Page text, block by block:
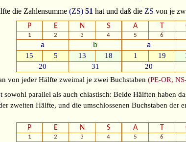
die Zahlensumme(ZS)51 hat und daß die ZS von je
P E N S A T
1 2 3 4 5 6
a b a
15 5 13 18 1 19
20
31 20
von jeder Hälfte zweimal je zwei Buchstaben(PE-OR,
sowohl parallel als auch chiastisch: Beide Hälften haben
zweiten Hälfte, und die umschlossenen Buchstaben der
P E N S A T
1 2 3 4 5 6